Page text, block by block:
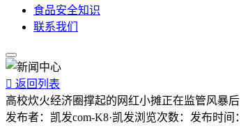
食品安全知识
联系我们
 返回列表
高校炊火经济圈撑起的网红小摊正在监管风暴后
发布者： 凯发com-K8·凯发浏览次数： 发布时间：